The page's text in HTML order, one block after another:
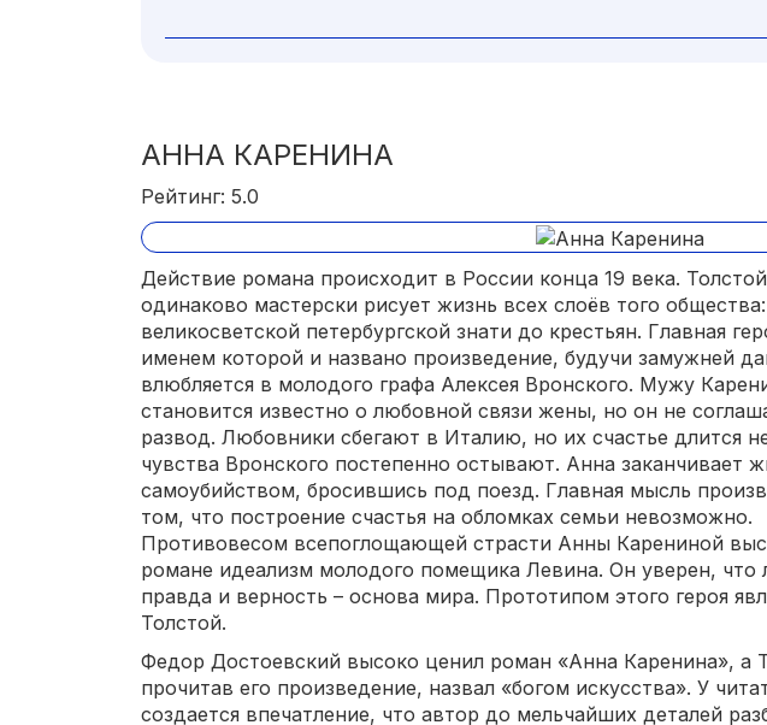
АННА КАРЕНИНА
Рейтинг: 5.0
Действие романа происходит в России конца 19 века. Толстой
одинаково мастерски рисует жизнь всех слоёв того
великосветской петербургской знати до крестьян. Главная
именем которой и названо произведение, будучи замужней
влюбляется в молодого графа Алексея Вронского. Мужу
становится известно о любовной связи жены, но он не
развод. Любовники сбегают в Италию, но их счастье длится
чувства Вронского постепенно остывают. Анна заканчивает
самоубийством, бросившись под поезд. Главная мысль
том, что построение счастья на обломках семьи невозможно.
Противовесом всепоглощающей страсти Анны Карениной
романе идеализм молодого помещика Левина. Он уверен, что
правда и верность – основа мира. Прототипом этого героя
Толстой.
Федор Достоевский высоко ценил роман «Анна Каренина», а
прочитав его произведение, назвал «богом искусства». У
создается впечатление, что автор до мельчайших деталей